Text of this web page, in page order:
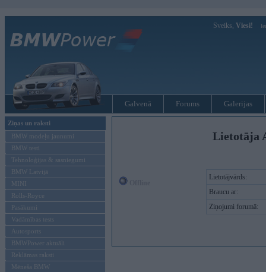
Sveiks, Viesi!
Galvenā Forums Galerijas
Ziņas un raksti
BMW modeļu jaunumi
BMW testi
Tehnoloģijas & sasniegumi
BMW Latvijā
MINI
Rolls-Royce
Pasākumi
Vadāmības tests
Autosports
BMWPower aktuāli
Reklāmas raksti
Mēneša BMW
Lietotāja
Lietotājvārds:
Braucu ar:
Ziņojumi forumā: